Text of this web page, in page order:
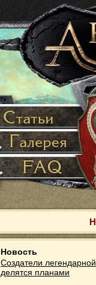
Новость
Создатели
делятся планами